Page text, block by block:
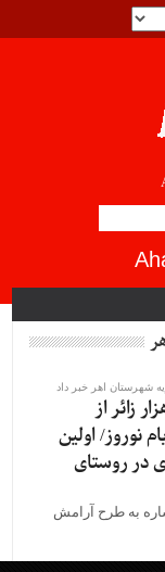
شهرستان اهر خبر داد
بازدید 4 هزار زائر از
نوروز/ اولین
350 متری در روستای
به طرح آرامش